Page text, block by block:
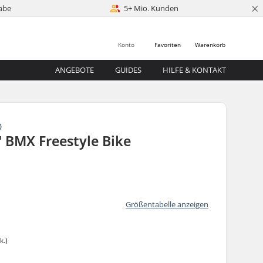
5+ Mio. Kunden ×
Warenkorb
Favoriten
Konto
ANGEBOTE GUIDES HILFE & KONTAKT
Freestyle Bike
Größentabelle anzeigen